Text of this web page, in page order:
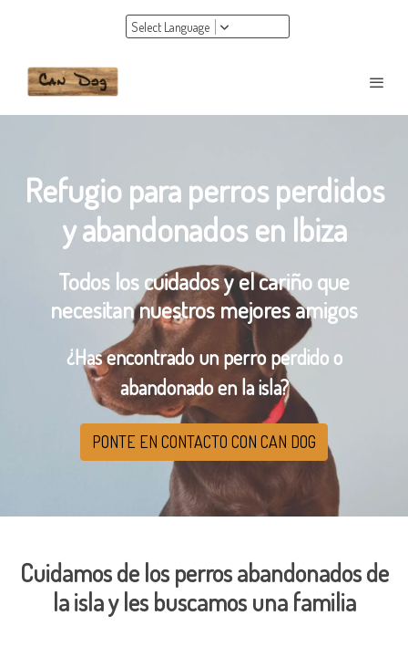
Select Language
Refugio para perros perdidos
y abandonados en Ibiza
Todos los cuidados y el cariño que
necesitan nuestros mejores amigos
¿Has encontrado un perro perdido o
abandonado en la isla?
PONTE EN CONTACTO CON CAN DOG
Cuidamos de los perros abandonados de
la isla y les buscamos una familia